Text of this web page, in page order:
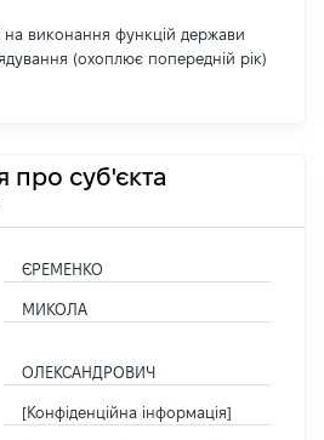
виконання функцій держави
(охоплює попередній рік)
про суб'єкта
ЄРЕМЕНКО
МИКОЛА
ОЛЕКСАНДРОВИЧ
[Конфіденційна інформація]